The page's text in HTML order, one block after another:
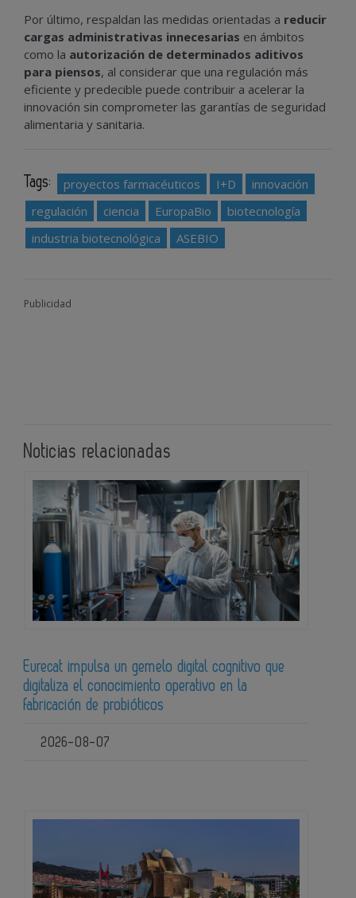
Por último, respaldan las medidas orientadas a reducir
cargas administrativas innecesarias en ámbitos
como la autorización de determinados aditivos
para piensos, al considerar que una regulación más
eficiente y predecible puede contribuir a acelerar la
innovación sin comprometer las garantías de seguridad
alimentaria y sanitaria.
Tags: proyectos farmacéuticos I+D
innovación
regulación
ciencia EuropaBio
biotecnología
industria biotecnológica
ASEBIO
Publicidad
Noticias relacionadas
Eurecat impulsa un gemelo digital cognitivo que
digitaliza el conocimiento operativo en la
fabricación de probióticos
2026-08-07